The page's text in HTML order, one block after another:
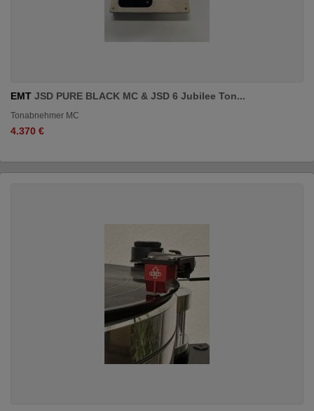
EMT JSD PURE BLACK MC & JSD 6 Jubilee Ton...
Tonabnehmer MC
4.370 €